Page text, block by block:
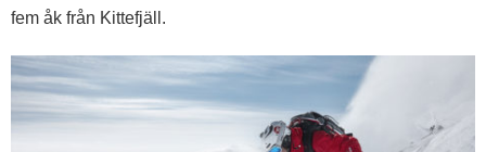
fem åk från Kittefjäll.